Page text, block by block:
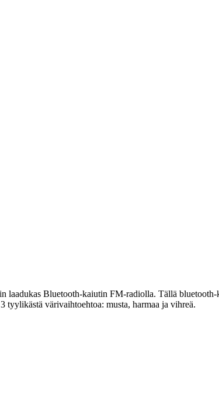
laadukas Bluetooth-kaiutin FM-radiolla. Tällä
tyylikästä värivaihtoehtoa: musta, harmaa ja vihreä.